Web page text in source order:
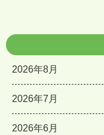
2026年8月
2026年7月
2026年6月